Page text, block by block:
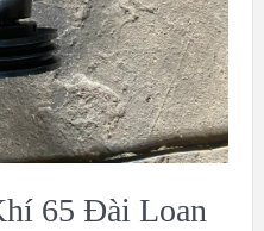
65 Đài Loan